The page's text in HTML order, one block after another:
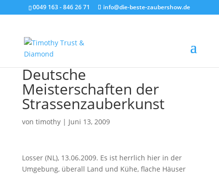
0049 163 - 846 26 71 info@die-beste-zaubershow.de
Deutsche
Meisterschaften der
Strassenzauberkunst
von timothy| Juni 13, 2009
Losser (NL), 13.06.2009. Es ist herrlich hier in der
Umgebung, überall Land und Kühe, flache Häuser